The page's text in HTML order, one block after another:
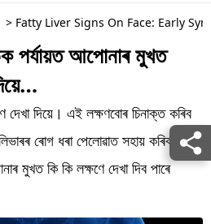
> Fatty Liver Signs On Face: Early
পৰ্যায়ত আপোনাৰ মুখত
দেখা দিয়ে। এই লক্ষণবোৰ চিনাক্ত কৰিব
ৰোগ ধৰা পেলোৱাত সহায় কৰিব
মুখত কি কি লক্ষণে দেখা দিব পাৰে